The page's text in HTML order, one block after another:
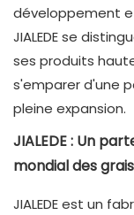
développement
JIALEDE se
ses produits
s'emparer d'une
pleine expansion.
JIALEDE : Un
mondial des
JIALEDE est un